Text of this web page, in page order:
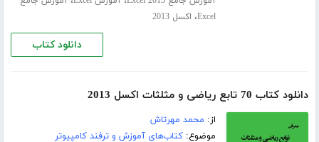
Excel، اکسل 2013
دانلود کتاب
دانلود کتاب 70 تابع ریاضی و مثلثات اکسل 2013
از: محمد مهرتاش
موضوع:کتاب‌های آموزش و ترفند کامپیوتر